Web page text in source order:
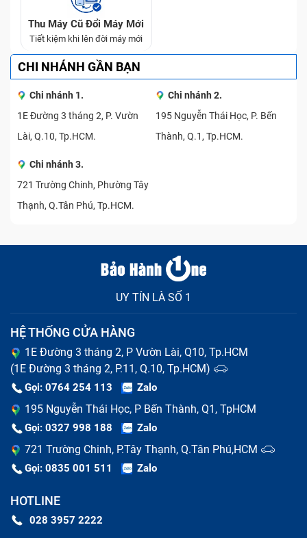
Thu Máy Cũ Đổi Máy Mới
Tiết kiệm khi lên đời máy mới
CHI NHÁNH GẦN BẠN
Chi nhánh 1.
1E Đường 3 tháng 2, P. Vườn
Lài, Q.10, Tp.HCM.
Chi nhánh 2.
195 Nguyễn Thái Học, P. Bến
Thành, Q.1, Tp.HCM.
Chi nhánh 3.
721 Trường Chinh, Phường Tây
Thạnh, Q.Tân Phú, Tp.HCM.
UY TÍN LÀ SỐ 1
HỆ THỐNG CỬA HÀNG
1E Đường 3 tháng 2, P Vườn Lài, Q10, Tp.HCM
(1E Đường 3 tháng 2, P.11, Q.10, Tp.HCM)
Gọi: 0764 254 113 Zalo
195 Nguyễn Thái Học, P Bến Thành, Q1, TpHCM
Gọi: 0327 998 188 Zalo
721 Trường Chinh, P.Tây Thạnh, Q.Tân Phú,HCM
Gọi: 0835 001 511 Zalo
HOTLINE
028 3957 2222